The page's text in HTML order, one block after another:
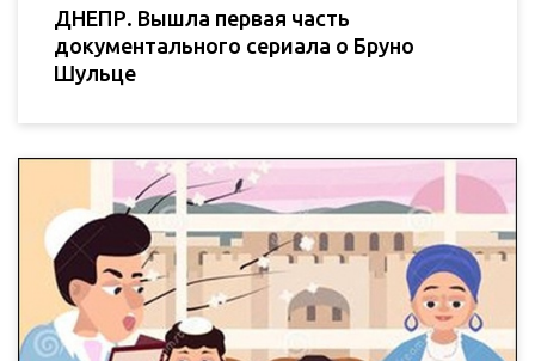
ДНЕПР. Вышла первая часть
документального сериала о Бруно
Шульце